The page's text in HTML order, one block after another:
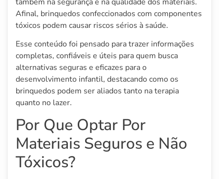
Afinal, brinquedos confeccionados com componentes
tóxicos podem causar riscos sérios à saúde.
Esse conteúdo foi pensado para trazer informações
completas, confiáveis e úteis para quem busca
alternativas seguras e eficazes para o
desenvolvimento infantil, destacando como os
brinquedos podem ser aliados tanto na terapia
quanto no lazer.
Por Que Optar Por
Materiais Seguros e Não
Tóxicos?